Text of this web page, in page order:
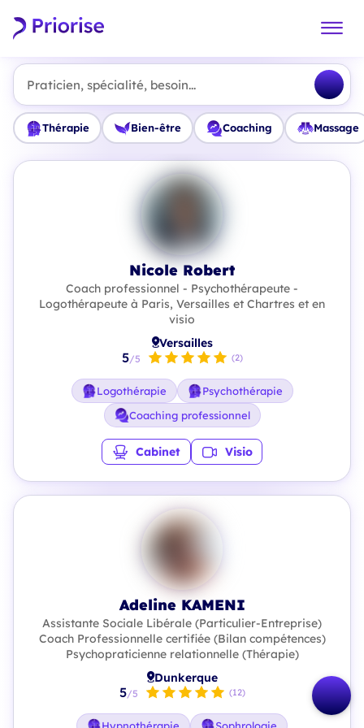
Praticien, spécialité, besoin...
Thérapie Bien-être Coaching Massage
Nicole Robert
Coach professionnel - Psychothérapeute -
Logothérapeute à Paris, Versailles et Chartres et en
visio
Versailles
5/5 (2)
Logothérapie
Psychothérapie
Coaching professionnel
Cabinet Visio
Adeline KAMENI
Assistante Sociale Libérale (Particulier-Entreprise)
Coach Professionnelle certifiée (Bilan compétences)
Psychopraticienne relationnelle (Thérapie)
Dunkerque
5/5 (12)